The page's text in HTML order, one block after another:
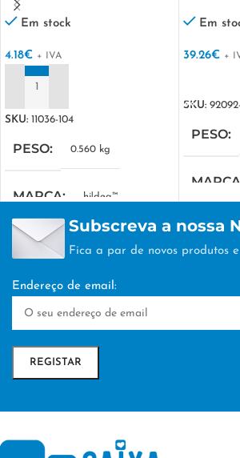
Em stock
4.18€ + IVA
SKU: 11036-104
PESO 0.560 kg
MARCA hi!dea™
MEDIDA COMBINADA
310 x 410 x 120 mm
EMBALAGEM nan
TÉCNICA DE
de água
Em
39.26€ +
SKU:
PESO
MARCA
Subscreva a nossa
Fica a par de novos produtos
Endereço de email: